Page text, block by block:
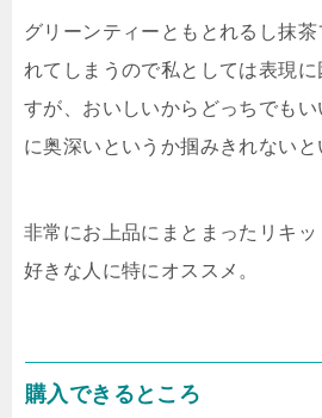
グリーンティーともとれるし抹
れてしまうので私としては表現
すが、おいしいからどっちでも
に奥深いというか掴みきれないと
非常にお上品にまとまったリキ
好きな人に特にオススメ。
購入できるところ